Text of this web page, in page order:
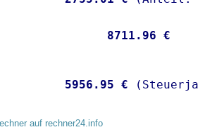
Brutto: 8711.96 €
5956.95 €
auf rechner24.info